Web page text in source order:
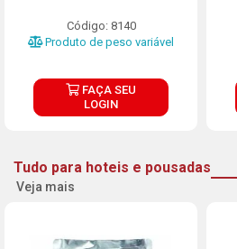
Código: 8140
Produto de peso variável
FAÇA SEU
LOGIN
Tudo para hoteis e pousadas
Veja mais